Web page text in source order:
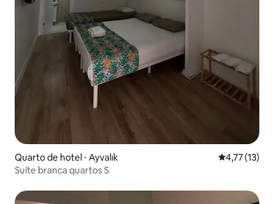
Quarto de hotel ⋅ Ayvalık 4,77 de uma
4,77 (13)
Suíte branca quartos S